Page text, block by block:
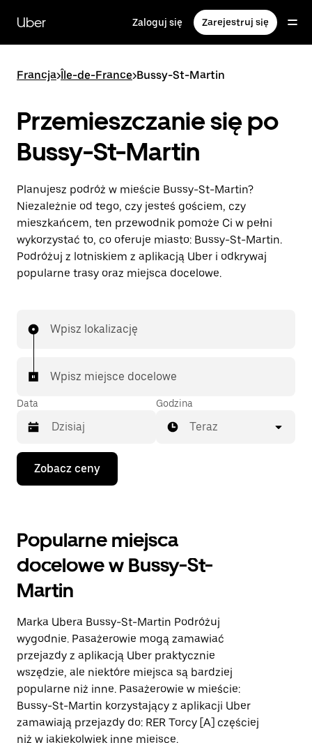
głównej
zawartości
Uber Zaloguj się Zarejestruj się
Francja>Île-de-France>Bussy-St-Martin
Przemieszczanie się po
Bussy-St-Martin
Planujesz podróż w mieście Bussy-St-Martin?
Niezależnie od tego, czy jesteś gościem, czy
mieszkańcem, ten przewodnik pomoże Ci w pełni
wykorzystać to, co oferuje miasto: Bussy-St-Martin.
Podróżuj z lotniskiem z aplikacją Uber i odkrywaj
popularne trasy oraz miejsca docelowe.
Wpisz lokalizację
Wpisz miejsce docelowe
Data
Naciśnij
klawisz
strzałki
do
kalendarza
i wybrać
datę.
Naciśnij
klawisz
aby
zamknąć
kalendarz.
Godzina
Teraz
Zobacz ceny
Popularne miejsca
docelowe w Bussy-St-
Martin
Marka Ubera Bussy-St-Martin Podróżuj
wygodnie. Pasażerowie mogą zamawiać
przejazdy z aplikacją Uber praktycznie
wszędzie, ale niektóre miejsca są bardziej
popularne niż inne. Pasażerowie w mieście:
Bussy-St-Martin korzystający z aplikacji Uber
zamawiają przejazdy do: RER Torcy [A] częściej
niż w jakiekolwiek inne miejsce.